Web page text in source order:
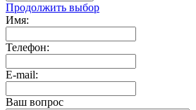
Продолжить выбор
Имя:
Телефон:
E-mail:
Ваш вопрос